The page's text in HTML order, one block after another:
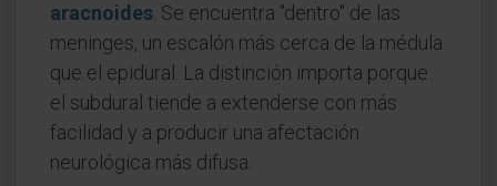
aracnoides . Se encuentra "dentro" de las
meninges, un escalón más cerca de la médula
que el epidural. La distinción importa porque
el subdural tiende a extenderse con más
facilidad y a producir una afectación
neurológica más difusa.